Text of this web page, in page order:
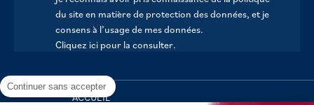
du site en matière de protection des données, et je
consens à l’usage de mes données.
Cliquez ici pour la consulter.
ACCUEIL
Continuer sans accepter